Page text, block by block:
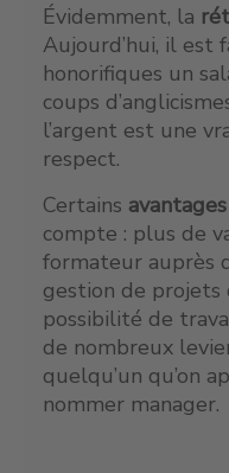
Évidemment, la
Aujourd’hui, il est
honorifiques un
coups
l’argent est une
respect.
Certains avantages
compte : plus de
formateur auprès
gestion de
possibilité de
de nombreux
quelqu’un qu’on
nommer manager.